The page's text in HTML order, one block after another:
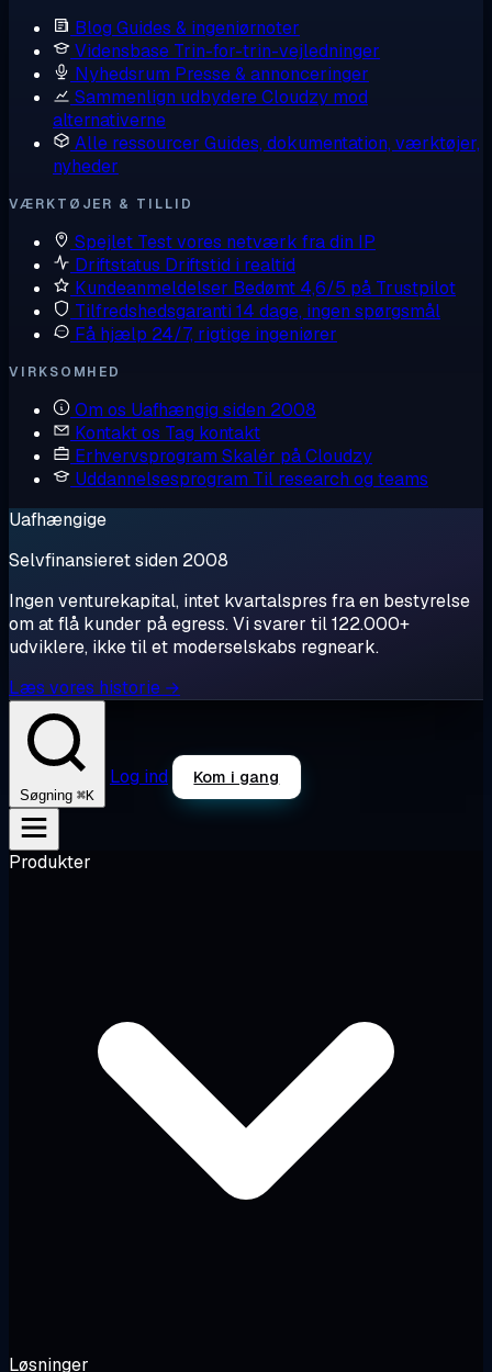
Blog Guides & ingeniørnoter
Vidensbase Trin-for-trin-vejledninger
Nyhedsrum Presse & annonceringer
Sammenlign udbydereCloudzy mod
alternativerne
Alle ressourcer Guides, dokumentation, værktøjer,
nyheder
VÆRKTØJER & TILLID
Spejlet Test vores netværk fra din IP
Driftstatus Driftstid i realtid
Kundeanmeldelser Bedømt 4,6/5 på Trustpilot
Tilfredshedsgaranti 14 dage, ingen spørgsmål
Få hjælp 24/7, rigtige ingeniører
VIRKSOMHED
Om os Uafhængig siden 2008
Kontakt os Tag kontakt
Erhvervsprogram Skalér på Cloudzy
Uddannelsesprogram Til research og teams
Uafhængige
Selvfinansieret siden 2008
Ingen venturekapital, intet kvartalspres fra en bestyrelse
om at flå kunder på egress. Vi svarer til 122.000+
udviklere, ikke til et moderselskabs regneark.
Læs vores historie →
Søgning ⌘K
Log ind Kom i gang
Produkter
Løsninger